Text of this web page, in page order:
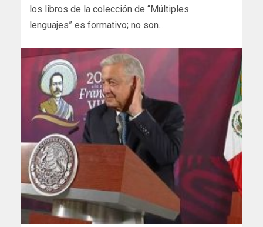
los libros de la colección de “Múltiples
lenguajes” es formativo; no son...